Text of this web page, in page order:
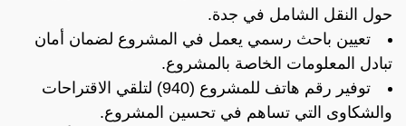
حول النقل الشامل في جدة.
تعيين باحث رسمي يعمل في المشروع لضمان أمان
تبادل المعلومات الخاصة بالمشروع.
توفير رقم هاتف للمشروع (940) لتلقي الاقتراحات
والشكاوى التي تساهم في تحسين المشروع.